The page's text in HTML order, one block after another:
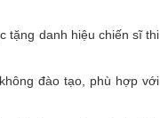
tặng danh hiệu chiến sĩ thi
đào tạo, phù hợp với